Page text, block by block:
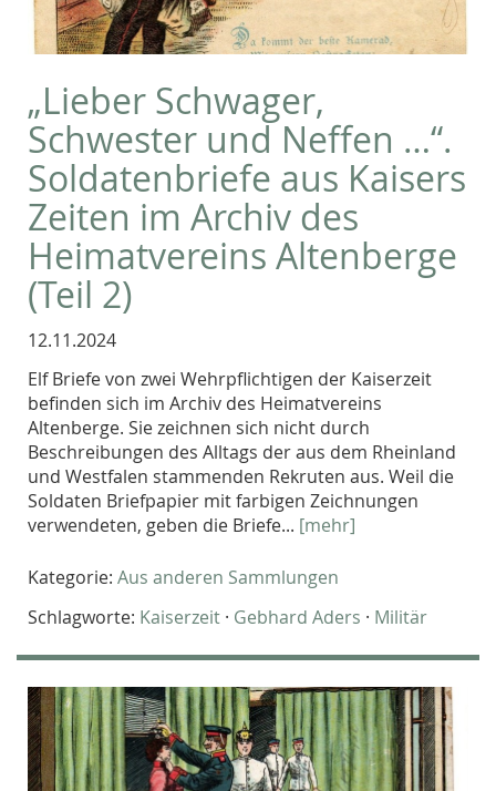
„Lieber Schwager,
Schwester und Neffen …“.
Soldatenbriefe aus Kaisers
Zeiten im Archiv des
Heimatvereins Altenberge
(Teil 2)
12.11.2024
Elf Briefe von zwei Wehrpflichtigen der Kaiserzeit
befinden sich im Archiv des Heimatvereins
Altenberge. Sie zeichnen sich nicht durch
Beschreibungen des Alltags der aus dem Rheinland
und Westfalen stammenden Rekruten aus. Weil die
Soldaten Briefpapier mit farbigen Zeichnungen
verwendeten, geben die Briefe... [mehr]
Kategorie: Aus anderen Sammlungen
Schlagworte: Kaiserzeit · Gebhard Aders · Militär